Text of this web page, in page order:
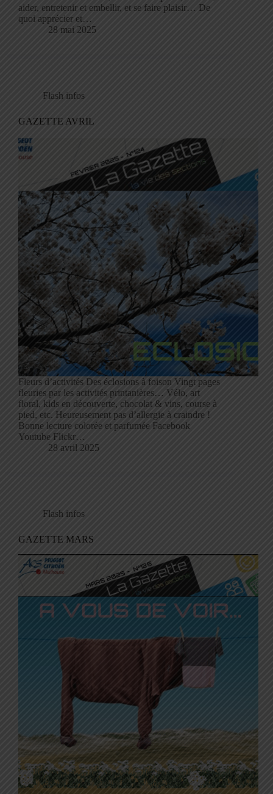
aider, entretenir et embellir, et se faire plaisir… De
quoi apprécier et…
28 mai 2025
Flash infos
GAZETTE AVRIL
Fleurs d’activités Des éclosions à foison Vingt pages
fleuries par les activités printanières… Vélo, art
floral, kids en découverte, chocolat & vins, course à
pied, etc. Heureusement pas d’allergie à craindre !
Bonne lecture colorée et parfumée Facebook
Youtube Flickr…
28 avril 2025
Flash infos
GAZETTE MARS